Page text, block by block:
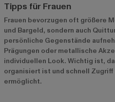
Tipps für Frauen
Frauen bevorzugen oft größere
und Bargeld, sondern auch
persönliche Gegenstände
Prägungen oder metallische
individuellen Look. Wichtig ist,
organisiert ist und schnell
ermöglicht.